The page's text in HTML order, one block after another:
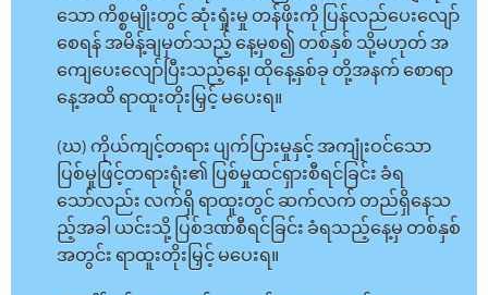
သော ကိစ္စမျိုးတွင် ဆုံးရှုံးမှု တန်ဖိုးကို ပြန်လည်ပေးလျော်
စေရန် အမိန့်ချမှတ်သည့် နေ့မှစ၍ တစ်နှစ် သို့မဟုတ် အ
ကျေပေးလျော်ပြီးသည့်နေ့၊ ထိုနေ့နှစ်ခု တို့အနက် စောရာ
နေ့အထိ ရာထူးတိုးမြှင့် မပေးရ။
(ဃ) ကိုယ်ကျင့်တရား ပျက်ပြားမှုနှင့် အကျုံးဝင်သော
ပြစ်မှုဖြင့်တရားရုံး၏ ပြစ်မှုထင်ရှားစီရင်ခြင်း ခံရ
သော်လည်း လက်ရှိ ရာထူးတွင် ဆက်လက် တည်ရှိနေသ
ည့်အခါ ယင်းသို့ ပြစ်ဒဏ်စီရင်ခြင်း ခံရသည့်နေ့မှ တစ်နှစ်
အတွင်း ရာထူးတိုးမြှင့် မပေးရ။